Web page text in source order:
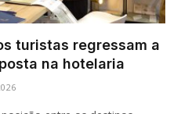
turistas regressam a
na hotelaria